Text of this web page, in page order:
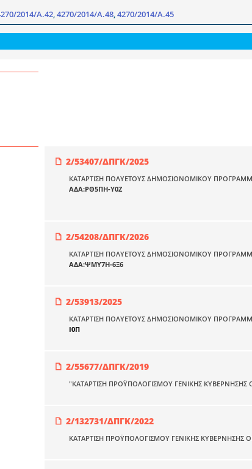
2014/Α.42 4270/2014/Α.48 4270/2014/Α.45
2/53407/ΔΠΓΚ/2025
ΚΑΤΑΡΤΙΣΗ ΠΟΛΥΕΤΟΥΣ ΔΗΜΟΣΙΟΝΟΜΙΚΟΥ
ΑΔΑ:ΡΘ5ΠΗ-Υ0Ζ
2/54208/ΔΠΓΚ/2026
ΚΑΤΑΡΤΙΣΗ ΠΟΛΥΕΤΟΥΣ ΔΗΜΟΣΙΟΝΟΜΙΚΟΥ
ΑΔΑ:ΨΜΥ7Η-6Ξ6
2/53913/2025
ΚΑΤΑΡΤΙΣΗ ΠΟΛΥΕΤΟΥΣ ΔΗΜΟΣΙΟΝΟΜΙΚΟΥ
Ι0Π
2/55677/ΔΠΓΚ/2019
"ΚΑΤΑΡΤΙΣΗ ΠΡΟΫΠΟΛΟΓΙΣΜΟΥ ΓΕΝΙΚΗΣ ΚΥΒΕΡΝΗΣΗΣ
2/132731/ΔΠΓΚ/2022
ΚΑΤΑΡΤΙΣΗ ΠΡΟΫΠΟΛΟΓΙΣΜΟΥ ΓΕΝΙΚΗΣ ΚΥΒΕΡΝΗΣΗΣ